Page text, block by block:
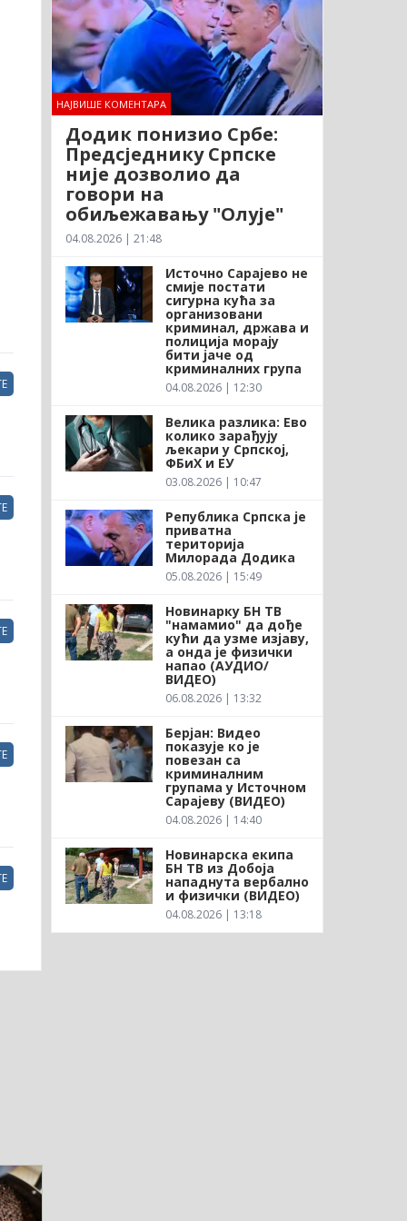
НАЈВИШЕ КОМЕНТАРА
Додик понизио Србе:
Предсједнику Српске
није дозволио да
говори на
обиљежавању "Олује"
04.08.2026 | 21:48
Источно Сарајево не
смије постати
сигурна кућа за
организовани
криминал, држава и
полиција морају
бити јаче од
криминалних група
04.08.2026 | 12:30
Велика разлика: Ево
колико зарађују
љекари у Српској,
ФБиХ и ЕУ
03.08.2026 | 10:47
Република Српска је
приватна
територија
Милорада Додика
05.08.2026 | 15:49
Новинарку БН ТВ
"намамио" да дође
кући да узме изјаву,
а онда је физички
напао (АУДИО/
ВИДЕО)
06.08.2026 | 13:32
Берјан: Видео
показује ко је
повезан са
криминалним
групама у Источном
Сарајеву (ВИДЕО)
04.08.2026 | 14:40
Новинарска екипа
БН ТВ из Добоја
нападнута вербално
и физички (ВИДЕО)
04.08.2026 | 13:18